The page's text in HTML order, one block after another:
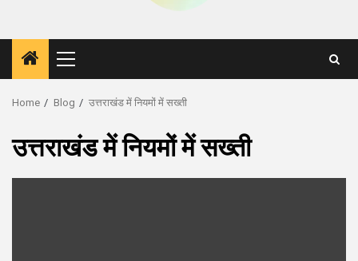
Primary
Menu
Home Blog उत्तराखंड में नियमों में सख्ती
उत्तराखंड में नियमों में सख्ती